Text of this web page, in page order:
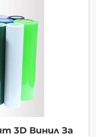
3D Винил За